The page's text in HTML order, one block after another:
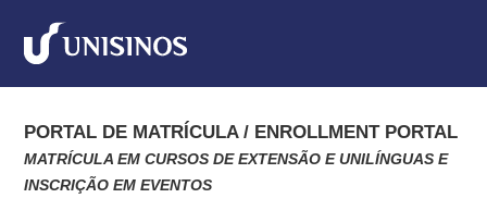
PORTAL DE MATRÍCULA / ENROLLMENT PORTAL
MATRÍCULA EM CURSOS DE EXTENSÃO E UNILÍNGUAS E
INSCRIÇÃO EM EVENTOS